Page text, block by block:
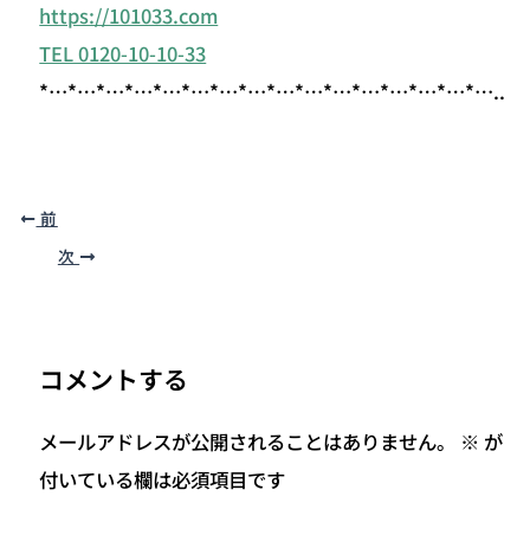
https://101033.com
TEL 0120-10-10-33
*…*…*…*…*…*…*…*…*…*…*…*…*…*…*…*…..
前
次
コメントする
メールアドレスが公開されることはありません。 ※ が
付いている欄は必須項目です